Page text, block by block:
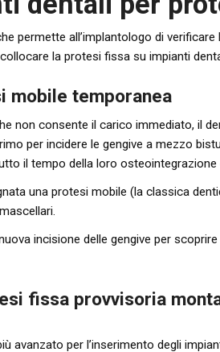
permette all’implantologo di
la protesi fissa su impianti
temporanea
non consente il carico immediato, il
per incidere le gengive a mezzo
il tempo della loro osteointegrazione
una protesi mobile (la classica
incisione delle gengive per
fissa provvisoria
avanzato per l’inserimento degli